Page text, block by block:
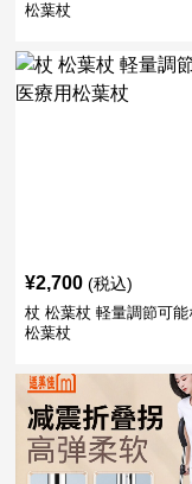
松葉杖
¥2,700 (税込)
杖 松葉杖 軽量調節可能
松葉杖